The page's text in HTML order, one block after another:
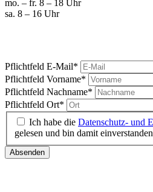
mo. – fr. 8 – 18 Uhr
sa. 8 – 16 Uhr
Pflichtfeld E-Mail*
Pflichtfeld Vorname*
Pflichtfeld Nachname*
Pflichtfeld Ort*
Ich habe die Datenschutz- und
gelesen und bin damit
Absenden